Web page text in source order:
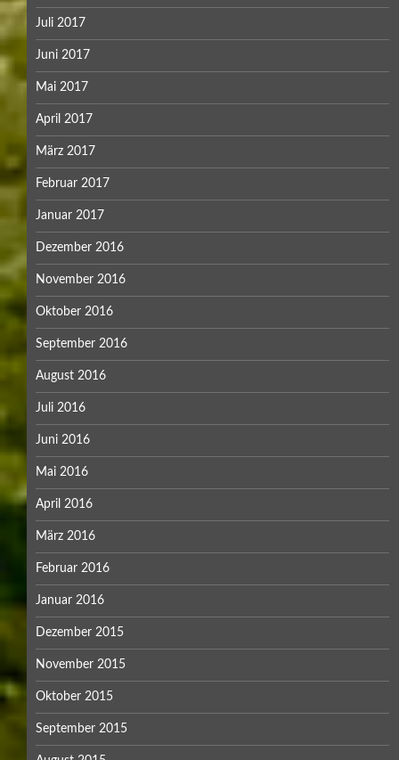
Juli 2017
Juni 2017
Mai 2017
April 2017
März 2017
Februar 2017
Januar 2017
Dezember 2016
November 2016
Oktober 2016
September 2016
August 2016
Juli 2016
Juni 2016
Mai 2016
April 2016
März 2016
Februar 2016
Januar 2016
Dezember 2015
November 2015
Oktober 2015
September 2015